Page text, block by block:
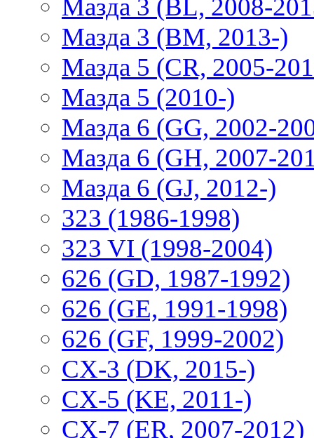
Мазда 3 (BL, 2008-
Мазда 3 (BM, 2013-)
Мазда 5 (CR, 2005-
Мазда 5 (2010-)
Мазда 6 (GG, 2002-
Мазда 6 (GH, 2007-
Мазда 6 (GJ, 2012-)
323 (1986-1998)
323 VI (1998-2004)
626 (GD, 1987-1992)
626 (GE, 1991-1998)
626 (GF, 1999-2002)
CX-3 (DK, 2015-)
CX-5 (KE, 2011-)
CX-7 (ER, 2007-2012)